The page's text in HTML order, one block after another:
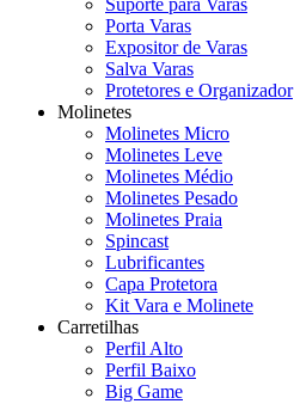
Suporte para Varas
Porta Varas
Expositor de Varas
Salva Varas
Protetores e Organizador
Molinetes
Molinetes Micro
Molinetes Leve
Molinetes Médio
Molinetes Pesado
Molinetes Praia
Spincast
Lubrificantes
Capa Protetora
Kit Vara e Molinete
Carretilhas
Perfil Alto
Perfil Baixo
Big Game